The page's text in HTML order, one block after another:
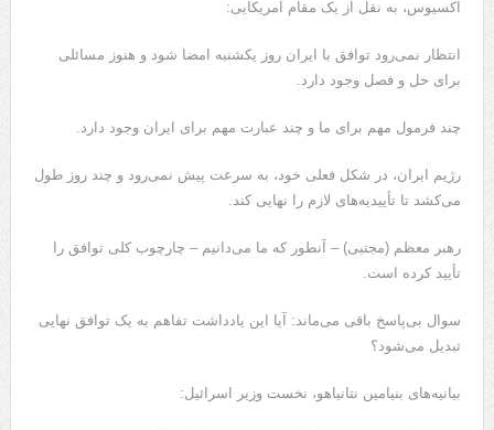
اکسیوس، به نقل از یک مقام آمریکایی:
انتظار نمی‌رود توافق با ایران روز یکشنبه امضا شود و هنوز مسائلی
برای حل و فصل وجود دارد.
چند فرمول مهم برای ما و چند عبارت مهم برای ایران وجود دارد.
رژیم ایران، در شکل فعلی خود، به سرعت پیش نمی‌رود و چند روز طول
می‌کشد تا تأییدیه‌های لازم را نهایی کند.
رهبر معظم (مجتبی) – آنطور که ما می‌دانیم – چارچوب کلی توافق را
تأیید کرده است.
سوال بی‌پاسخ باقی می‌ماند: آیا این یادداشت تفاهم به یک توافق نهایی
تبدیل می‌شود؟
بیانیه‌های بنیامین نتانیاهو، نخست وزیر اسرائیل: